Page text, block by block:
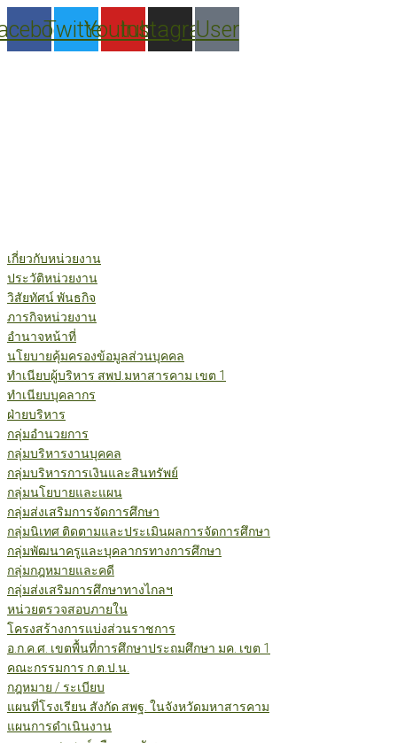
to
content
TwitterYoutube
Instagram
User
เกี่ยวกับหน่วยงาน
ประวัติหน่วยงาน
วิสัยทัศน์ พันธกิจ
ภารกิจหน่วยงาน
อำนาจหน้าที่
นโยบายคุ้มครองข้อมูลส่วนบุคคล
ทำเนียบผู้บริหาร สพป.มหาสารคาม เขต 1
ทำเนียบบุคลากร
ฝ่ายบริหาร
กลุ่มอำนวยการ
กลุ่มบริหารงานบุคคล
กลุ่มบริหารการเงินและสินทรัพย์
กลุ่มนโยบายและแผน
กลุ่มส่งเสริมการจัดการศึกษา
กลุ่มนิเทศ ติดตามและประเมินผลการจัดการศึกษา
กลุ่มพัฒนาครูและบุคลากรทางการศึกษา
กลุ่มกฎหมายและคดี
กลุ่มส่งเสริมการศึกษาทางไกลฯ
หน่วยตรวจสอบภายใน
โครงสร้างการแบ่งส่วนราชการ
อ.ก.ค.ศ. เขตพื้นที่การศึกษาประถมศึกษา มค. เขต 1
คณะกรรมการ ก.ต.ป.น.
กฎหมาย / ระเบียบ
แผนที่โรงเรียน สังกัด สพฐ. ในจังหวัดมหาสารคาม
แผนการดำเนินงาน